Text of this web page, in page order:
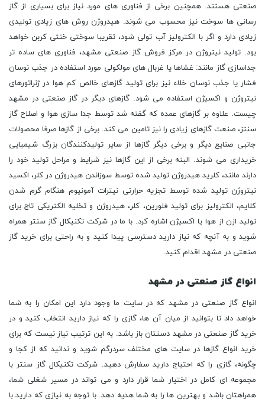
صنعتی هستند. همچنین برخی از فناوری های مورد نیاز برای بسیاری از گاز
رسانی ها سوخت نیز محسوب می شوند. هیدروژن روش های زیادی تولیدی
زیادی دارد و اگر با الکترولیز آب تولی شود، تقریبا سوختی خنثی کربن خواهد
بود. تولید نیتروژن در مرکز فروش گاز صنعتی مشهد، فناوری های ساده تر
جداسازی گاز مانند: غشاها یا غربال های مولکولی مورد استفاده در جذب نوسان
فشار یا جذب نوسان خلاء نیز برای تولید گازهای خالص کم هوا در ژنراتورهای
نیتروژن و اکسیژن استفاده می شود. گازهای دیگر در گاز صنعتی در مشهد
چیست. علاوه بر گازهای عمده که گفته شد توسط جدا سازی هوا و اصلاح گاز
سنتز، صنعت گازهای زیادی را نیز تامین می کند. برخی از گازها صرفا محصولات
جانبی صنایع دیگر و برخی دیگر گازها از سایر تولیدکنندگان بزرگ شیمیایی
خریداری می شوند. البته برخی از این گازها نیز شرایط و مراحل تولید خود را
دارند مانند، کلرید هیدروژن تولید شده توسط سوزاندن هیدروژن در کلر، اکسید
نیتروژن تولید شده توسط تجزیه حرارتی نیترات آمونیوم هنگام گرم شدن
کلایم، الکترولیز برای تولید فلورین، کلر، هیدروژن و تخلیه الکتریکی تاج برای
تولید ازن از هوا یا اکسیژن اشاره کرد. با ما در شرکت تکنیکال گاز سنتر همراه
شوید و به آنچه که نیاز دارید دسترسی پیدا کنید و به راحتی برای خرید گاز
صنعتی در مشهد اقدام کنید.
انواع گاز صنعتی در مشهد
انواع گاز صنعتی در مشهد که در سایت ما وجود دارد این امکان را به شما
خواهد داد تا بتوانید از میان آن ها، گازی را که نیاز دارید انتخاب کنید و در
خرید گاز صنعتی در مشهد دستتان باز باشد. به این ترتیب نیاز نیست که برای
خرید انواع گازها در سایت های مختلف سردرگم شوید و ندانید که از کجا و
چگونه، گازی را که احتیاج دارید سفارش دهید. شرکت تکنیکال گاز سنتر با
مجموعه ای کامل در اختیار شما قرار دارد و می تواند در مسیر شغلی شما،
همراهتان باشد و بهترین ها را به شما هدیه دهد. با توجه به نیازی که دارید با